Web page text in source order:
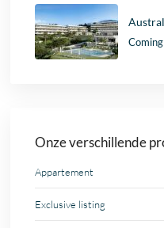
Onze verschillende
Appartement
Exclusive listing